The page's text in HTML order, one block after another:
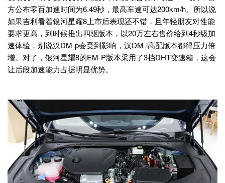
方公布零百加速时间为6.49秒，最高车速可达200km/h。所以说
如果吉利看着银河星耀8上市后表现还不错，且年轻朋友对性能
要求更高，到时候推出四驱版本，以20万左右售价给到4秒级加
速体验，别说汉DM-p会受到影响，汉DM-i高配版本都得压力倍
增。对了，银河星耀8的EM-P版本采用了3挡DHT变速箱，这会
让后段加速能力占据明显优势。